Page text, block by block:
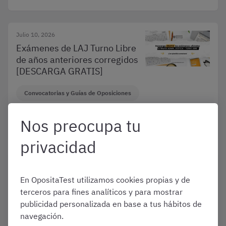
Julio 10, 2026
Exámenes de LAJ Turno Libre
de años anteriores corregidos
[DESCARGA GRATIS]
Convocatorias y Guías de Oposiciones
Justicia
Lista de aprobados de Gestión
Procesal 2026: qué es y cómo
consultarla
Convocatorias y Guías de Oposiciones
Nos preocupa tu
privacidad
En OpositaTest utilizamos cookies propias y de
terceros para fines analíticos y para mostrar
publicidad personalizada en base a tus hábitos de
navegación.